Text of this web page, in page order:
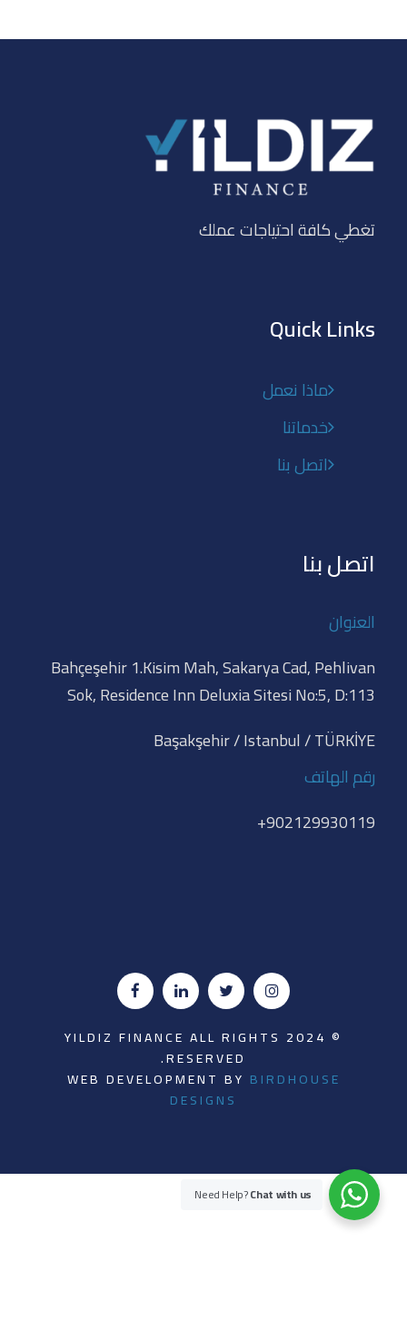
تغطي كافة احتياجات عملك
Quick Links
ماذا نعمل
خدماتنا
اتصل بنا
اتصل بنا
العنوان
Bahçeşehir 1.Kisim Mah, Sakarya Cad, Pehlivan
Sok, Residence Inn Deluxia Sitesi No:5, D:113
Başakşehir / Istanbul / TÜRKİYE
رقم الهاتف
902129930119+
© 2024 YILDIZ FINANCE ALL RIGHTS
RESERVED.
WEB DEVELOPMENT BY BIRDHOUSE
DESIGNS
Need Help?Chat with us